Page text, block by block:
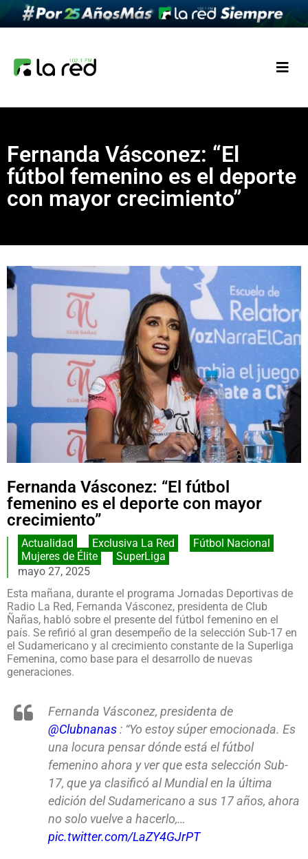
Fernanda Vásconez: “El
fútbol femenino es el deporte
con mayor crecimiento”
Fernanda Vásconez: “El fútbol
femenino es el deporte con mayor
crecimiento”
Actualidad Exclusiva La Red Fútbol Nacional
Mujeres de Élite
SuperLiga
mayo 27, 2025
Esta mañana, durante el programa Jornadas Deportivas de
Radio La Red, Fernanda Vásconez, presidenta de Club
Ñañas, habló sobre el presente del fútbol femenino en el
país. Se refirió al gran desempeño de la selección Sub-17 en
el Sudamericano y al crecimiento constante de la Superliga
Femenina, como base para el desarrollo de nuevas
generaciones.
Fernanda Vásconez, presidenta de
@Clubnanas: “Yo estoy súper emocionada. Es
una locura pensar dónde está el fútbol
femenino ahora y ver que esta selección Sub-
17, que ya clasificó al Mundial en la última
edición del Sudamericano a sus 17 años, ahora
no solo vuelve a hacerlo,…
pic.twitter.com/LaZY4GJrPT